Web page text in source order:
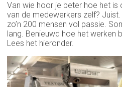
Van wie hoor je beter hoe het is
van de medewerkers zelf?
zo’n 200 mensen vol passie.
lang. Benieuwd hoe het werken
Lees het hieronder.